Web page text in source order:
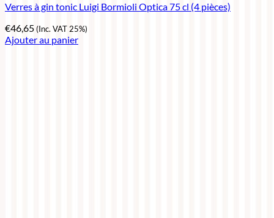
Verres à gin tonic Luigi Bormioli Optica 75 cl (4 pièces)
€46,65(Inc. VAT 25%)
Ajouter au panier